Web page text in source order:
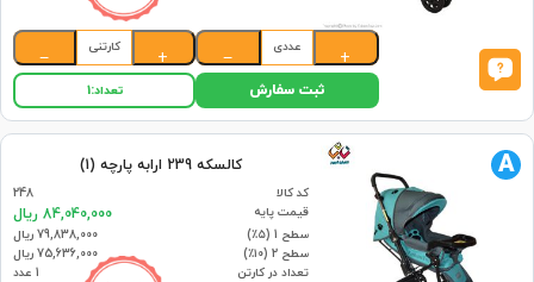
+
عددی
−
+
کارتنی
−
ثبت سفارش تعداد:1
کالسکه 239 ارابه پارچه (1)
کد کالا
248
قیمت پایه
84,040,000 ریال
سطح 1 (۵٪)
79,838,000 ریال
سطح 2 (۱۰٪)
75,636,000 ریال
تعداد در کارتن
1 عدد
A